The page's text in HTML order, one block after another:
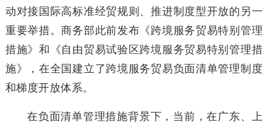
动对接国际高标准经贸规则、推进制度型开放的另一
重要举措。商务部此前发布《跨境服务贸易特别管理
措施》和《自由贸易试验区跨境服务贸易特别管理措
施》，在全国建立了跨境服务贸易负面清单管理制度
和梯度开放体系。
在负面清单管理措施背景下，当前，在广东、上